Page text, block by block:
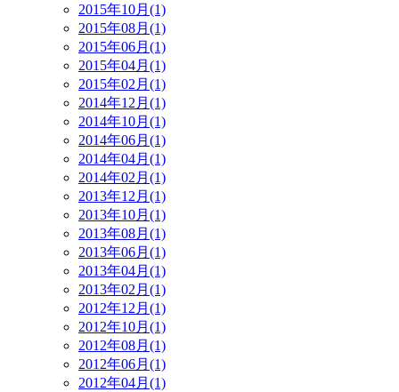
2015年10月(1)
2015年08月(1)
2015年06月(1)
2015年04月(1)
2015年02月(1)
2014年12月(1)
2014年10月(1)
2014年06月(1)
2014年04月(1)
2014年02月(1)
2013年12月(1)
2013年10月(1)
2013年08月(1)
2013年06月(1)
2013年04月(1)
2013年02月(1)
2012年12月(1)
2012年10月(1)
2012年08月(1)
2012年06月(1)
2012年04月(1)